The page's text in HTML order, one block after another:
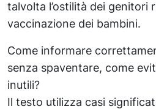
talvolta l’ostilità dei genitori
vaccinazione dei bambini.
Come informare
senza spaventare, come
inutili?
Il testo utilizza casi